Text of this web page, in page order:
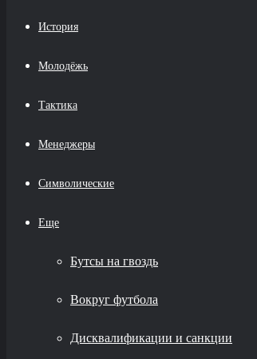
История
Молодёжь
Тактика
Менеджеры
Символические
Еще
Бутсы на гвоздь
Вокруг футбола
Дисквалификации и санкции